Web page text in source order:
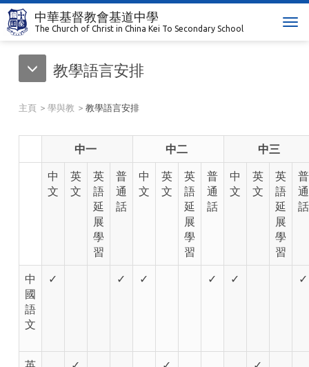
中華基督教會基道中學
The Church of Christ in China Kei To Secondary School
T
i
教學語言安排
主頁 學與教 教學語言安排
中一 中二 中三
中
文
英
文
英
語
延
展
學
習
普
通
話
中
文
英
文
英
語
延
展
學
習
普
通
話
中
文
英
文
英
語
延
展
學
習
普
通
話
中
國
語
文
✓ ✓ ✓ ✓ ✓ ✓